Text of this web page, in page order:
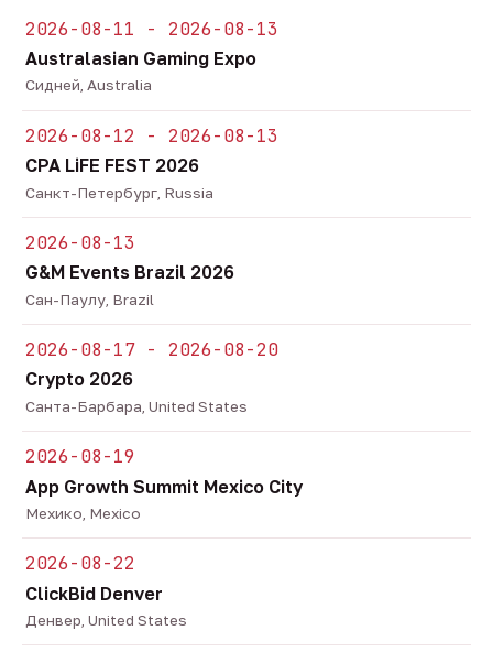
2026-08-11 - 2026-08-13
Australasian Gaming Expo
Сидней, Australia
2026-08-12 - 2026-08-13
CPA LiFE FEST 2026
Санкт-Петербург, Russia
2026-08-13
G&M Events Brazil 2026
Сан-Паулу, Brazil
2026-08-17 - 2026-08-20
Crypto 2026
Санта-Барбара, United States
2026-08-19
App Growth Summit Mexico City
Мехико, Mexico
2026-08-22
ClickBid Denver
Денвер, United States